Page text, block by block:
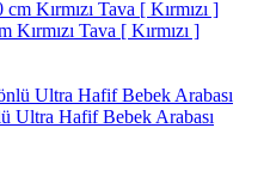
Tava [ Kırmızı ]
Ultra Hafif Bebek Arabası